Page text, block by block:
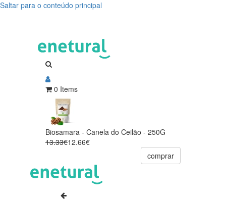
Saltar para o conteúdo principal
0 Items
Biosamara - Canela do Ceilão - 250G
13.33€12.66€
comprar